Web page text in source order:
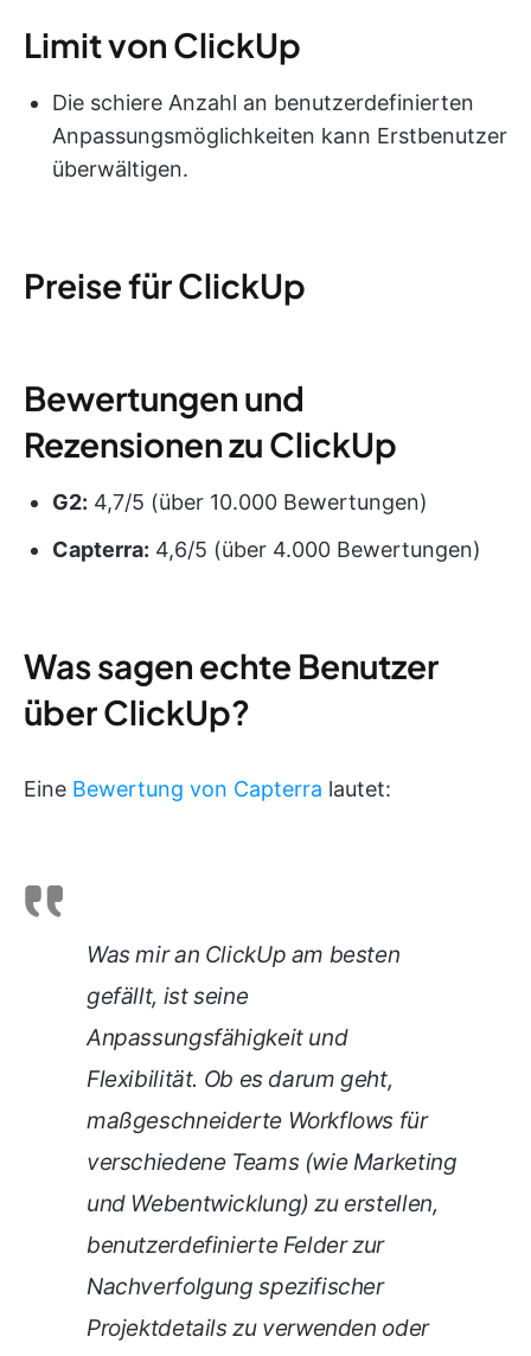
Limit von ClickUp
Die schiere Anzahl an benutzerdefinierten
Anpassungsmöglichkeiten kann Erstbenutzer
überwältigen.
Preise für ClickUp
Bewertungen und
Rezensionen zu ClickUp
G2: 4,7/5 (über 10.000 Bewertungen)
Capterra: 4,6/5 (über 4.000 Bewertungen)
Was sagen echte Benutzer
über ClickUp?
Eine Bewertung von Capterra lautet:
Was mir an ClickUp am besten
gefällt, ist seine
Anpassungsfähigkeit und
Flexibilität. Ob es darum geht,
maßgeschneiderte Workflows für
verschiedene Teams (wie Marketing
und Webentwicklung) zu erstellen,
benutzerdefinierte Felder zur
Nachverfolgung spezifischer
Projektdetails zu verwenden oder